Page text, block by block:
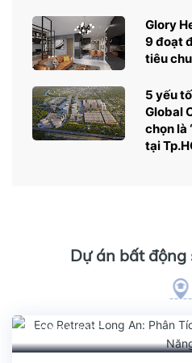
Glory
9 đoạt
tiêu
5 yếu
Global
chọn là
tại
Dự án bất động
04/01/2025